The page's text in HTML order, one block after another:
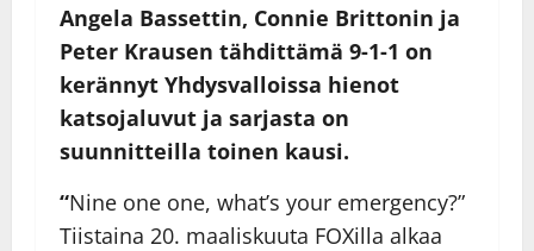
Angela Bassettin, Connie Brittonin ja
Peter Krausen tähdittämä 9-1-1 on
kerännyt Yhdysvalloissa hienot
katsojaluvut ja sarjasta on
suunnitteilla toinen kausi.
“Nine one one, what’s your emergency?”
Tiistaina 20. maaliskuuta FOXilla alkaa